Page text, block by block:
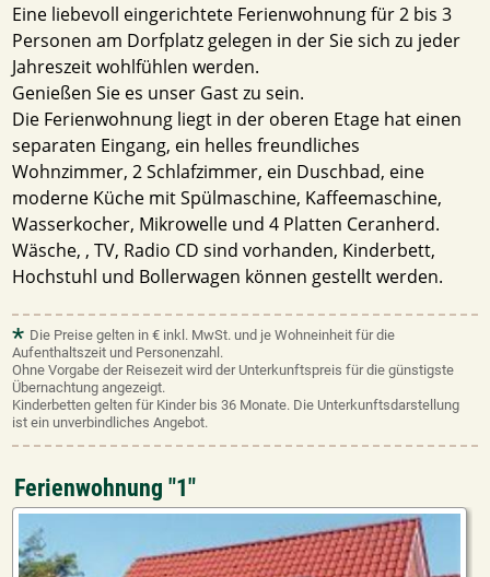
Eine liebevoll eingerichtete Ferienwohnung für 2 bis 3
Personen am Dorfplatz gelegen in der Sie sich zu jeder
Jahreszeit wohlfühlen werden.
Genießen Sie es unser Gast zu sein.
Die Ferienwohnung liegt in der oberen Etage hat einen
separaten Eingang, ein helles freundliches
Wohnzimmer, 2 Schlafzimmer, ein Duschbad, eine
moderne Küche mit Spülmaschine, Kaffeemaschine,
Wasserkocher, Mikrowelle und 4 Platten Ceranherd.
Wäsche, , TV, Radio CD sind vorhanden, Kinderbett,
Hochstuhl und Bollerwagen können gestellt werden.
* Die Preise gelten in € inkl. MwSt. und je Wohneinheit für die
Aufenthaltszeit und Personenzahl.
Ohne Vorgabe der Reisezeit wird der Unterkunftspreis für die günstigste
Übernachtung angezeigt.
Kinderbetten gelten für Kinder bis 36 Monate. Die Unterkunftsdarstellung
ist ein unverbindliches Angebot.
Ferienwohnung "1"